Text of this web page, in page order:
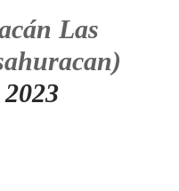
Las